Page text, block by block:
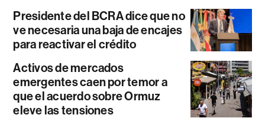
Presidente del BCRA dice que no
ve necesaria una baja de encajes
para reactivar el crédito
Activos de mercados
emergentes caen por temor a
que el acuerdo sobre Ormuz
eleve las tensiones